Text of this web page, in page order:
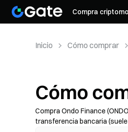
Compra
Inicio Cómo comprar
Cómo
Compra Ondo Finance
transferencia bancaria